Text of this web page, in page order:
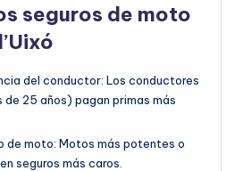
seguros de moto
del conductor: Los conductores
de 25 años) pagan primas más
de moto: Motos más potentes o
seguros más caros.